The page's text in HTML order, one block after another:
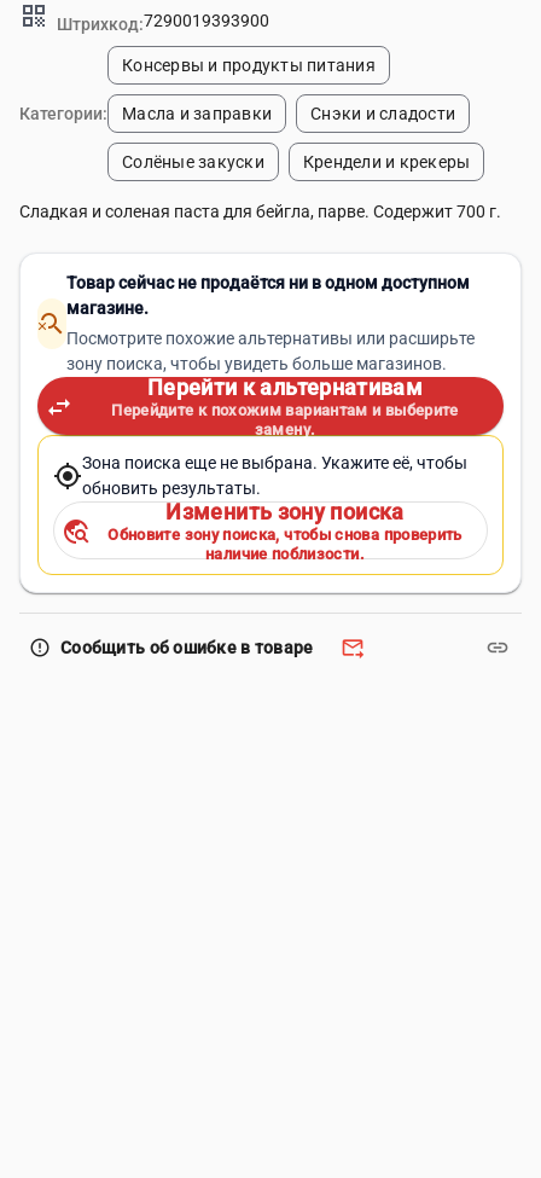
qr_code Штрихкод:7290019393900
Категории:
Консервы и продукты питания
Масла и заправки Снэки и сладости
Солёные закуски Крендели и крекеры
Сладкая и соленая паста для бейгла, парве. Содержит 700 г.
search_off
Товар сейчас не продаётся ни в одном доступном
магазине.
Посмотрите похожие альтернативы или расширьте
зону поиска, чтобы увидеть больше магазинов.
swap_horiz
Перейти к альтернативам
Перейдите к похожим вариантам и выберите
замену.
my_locationЗона поиска еще не выбрана. Укажите её, чтобы
обновить результаты.
travel_explore
Изменить зону поиска
Обновите зону поиска, чтобы снова проверить
наличие поблизости.
error_outline Сообщить об ошибке в товаре forward_to_inbox link